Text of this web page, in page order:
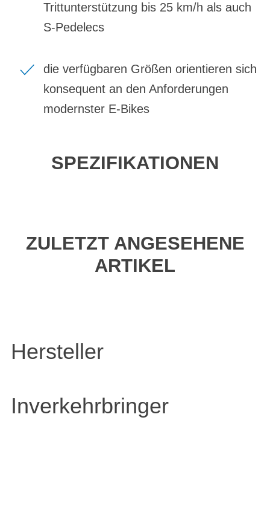
Trittunterstützung bis 25 km/h als auch
S-Pedelecs
die verfügbaren Größen orientieren sich
konsequent an den Anforderungen
modernster E-Bikes
SPEZIFIKATIONEN
ZULETZT ANGESEHENE
ARTIKEL
Hersteller
Inverkehrbringer